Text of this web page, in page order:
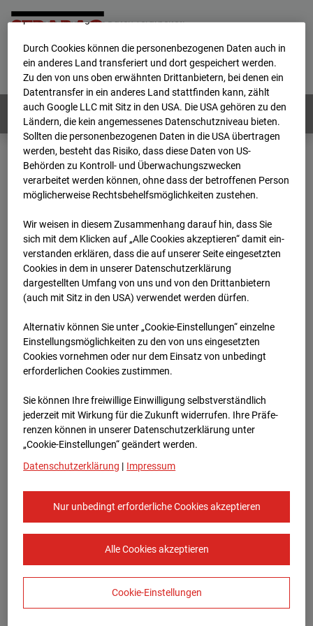
Home E-Mail Impressum
Login
Deutsch / English
Webcams: Alle Länder
Home
Deutschland
BC-120 - BV W2 Campus BT 1-3
Archiv
2025
08:20
BC-120 - BV W2
Campus BT 1-3
Stuttgart
Zur Übersicht
Europe/Berlin
personenbezogene Daten verarbeitet.
Durch Cookies können die personenbezogenen Daten auch in
ein anderes Land transferiert und dort gespeichert werden.
Zu den von uns oben erwähnten Drittanbietern, bei denen ein
Datentransfer in ein anderes Land stattfinden kann, zählt
auch Google LLC mit Sitz in den USA. Die USA gehören zu den
Ländern, die kein angemessenes Datenschutzniveau bieten.
Sollten die personenbezogenen Daten in die USA übertragen
werden, besteht das Risiko, dass diese Daten von US-
Behörden zu Kontroll- und Überwachungszwecken
verarbeitet werden können, ohne dass der betroffenen Person
möglicherweise Rechtsbehelfsmöglichkeiten zustehen.
Wir weisen in diesem Zusammenhang darauf hin, dass Sie
sich mit dem Klicken auf „Alle Cookies akzeptieren“ damit ein­
ver­standen erklären, dass die auf unserer Seite eingesetzten
Cookies in dem in unserer Datenschutzerklärung
dargestellten Umfang von uns und von den Drittanbietern
(auch mit Sitz in den USA) verwendet werden dürfen.
Alternativ können Sie unter „Cookie-Einstellungen“ einzelne
Einstellungsmöglichkeiten zu den von uns eingesetzten
Cookies vornehmen oder nur dem Einsatz von unbedingt
erforderlichen Cookies zustimmen.
Sie können Ihre freiwillige Einwilligung selbstverständlich
jederzeit mit Wirkung für die Zukunft widerrufen. Ihre Prä­fe­
renzen können in unserer Datenschutzerklärung unter
„Cookie-Einstellungen“ geändert werden.
Datenschutzerklärung | Impressum
Nur unbedingt erforderliche Cookies akzeptieren
Alle Cookies akzeptieren
Cookie-Einstellungen